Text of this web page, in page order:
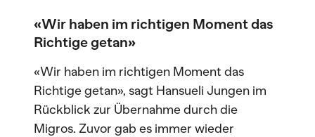
«Wir haben im richtigen Moment das
Richtige getan»
«Wir haben im richtigen Moment das
Richtige getan», sagt Hansueli Jungen im
Rückblick zur Übernahme durch die
Migros. Zuvor gab es immer wieder